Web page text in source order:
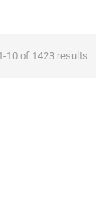
10 of 1423 results